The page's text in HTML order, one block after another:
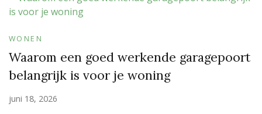
WONEN
Waarom een goed werkende garagepoort
belangrijk is voor je woning
juni 18, 2026